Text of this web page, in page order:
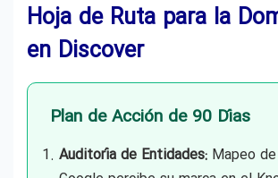
Hoja de Ruta para la
en Discover
Plan de Acción de 90 Días
Auditoría de Entidades: Mapeo